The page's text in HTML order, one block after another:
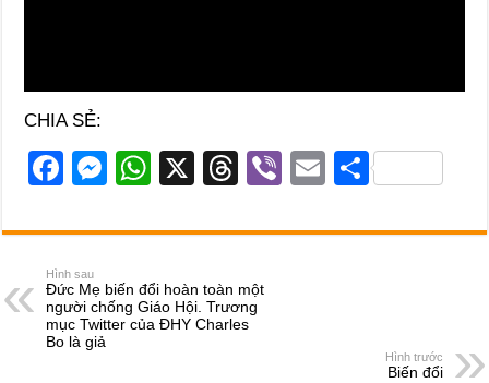
CHIA SẺ:
F
c
e
b
o
M
ss
e
n
g
W
at
s
A
p
X
T
e
d
s
Vi
er
E
ail
S
ar
Hình sau
Đức Mẹ biến đổi hoàn toàn một
người chống Giáo Hội. Trương
mục Twitter của ĐHY Charles
Bo là giả
Hình trước
Biến đổi